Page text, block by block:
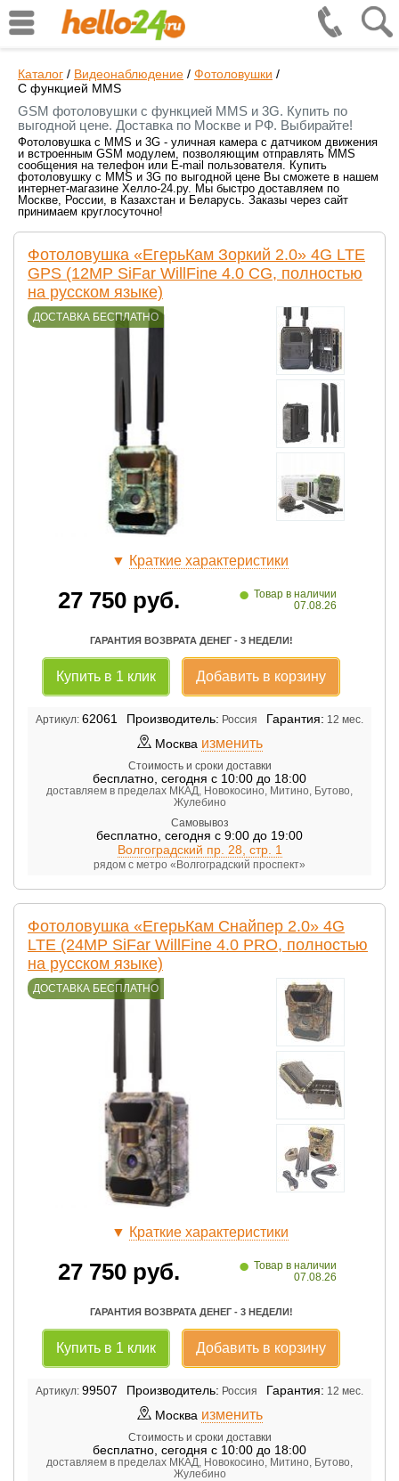
Каталог / Видеонаблюдение / Фотоловушки /
С функцией MMS
GSM фотоловушки с функцией MMS и 3G. Купить по
выгодной цене. Доставка по Москве и РФ. Выбирайте!
Фотоловушка с MMS и 3G - уличная камера с датчиком движения
и встроенным GSM модулем, позволяющим отправлять MMS
сообщения на телефон или E-mail пользователя. Купить
фотоловушку с MMS и 3G по выгодной цене Вы сможете в нашем
интернет-магазине Хелло-24.ру. Мы быстро доставляем по
Москве, России, в Казахстан и Беларусь. Заказы через сайт
принимаем круглосуточно!
Фотоловушка «ЕгерьКам Зоркий 2.0» 4G LTE
GPS (12MP SiFar WillFine 4.0 CG, полностью
на русском языке)
ДОСТАВКА БЕСПЛАТНО
▼ Краткие характеристики
27 750руб. • Товар в наличии
07.08.26
ГАРАНТИЯ ВОЗВРАТА ДЕНЕГ - 3 НЕДЕЛИ!
Купить в 1 клик Добавить в корзину
Артикул: 62061 Производитель: Россия Гарантия: 12 мес.
Москва изменить
Стоимость и сроки доставки
бесплатно сегодня с 10:00 до 18:00
доставляем в пределах МКАД, Новокосино, Митино, Бутово,
Жулебино
Самовывоз
бесплатно сегодня с 9:00 до 19:00
Волгоградский пр. 28, стр. 1
рядом с метро «Волгоградский проспект»
Фотоловушка «ЕгерьКам Снайпер 2.0» 4G
LTE (24MP SiFar WillFine 4.0 PRO, полностью
на русском языке)
ДОСТАВКА БЕСПЛАТНО
▼ Краткие характеристики
27 750руб. • Товар в наличии
07.08.26
ГАРАНТИЯ ВОЗВРАТА ДЕНЕГ - 3 НЕДЕЛИ!
Купить в 1 клик Добавить в корзину
Артикул: 99507 Производитель: Россия Гарантия: 12 мес.
Москва изменить
Стоимость и сроки доставки
бесплатно сегодня с 10:00 до 18:00
доставляем в пределах МКАД, Новокосино, Митино, Бутово,
Жулебино